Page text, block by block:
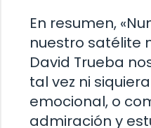
En resumen,
nuestro satélite
David Trueba
tal vez ni
emocional, o
admiración y